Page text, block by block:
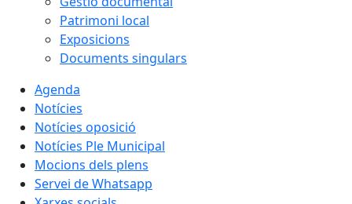
Patrimoni local
Exposicions
Documents singulars
Agenda
Notícies
Notícies oposició
Notícies Ple Municipal
Mocions dels plens
Servei de Whatsapp